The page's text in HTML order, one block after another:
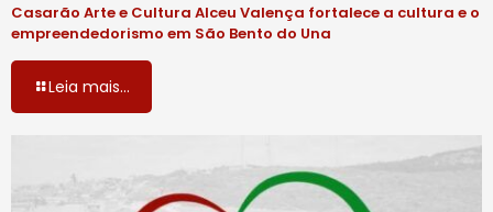
Casarão Arte e Cultura Alceu Valença fortalece a cultura e o
empreendedorismo em São Bento do Una
Leia mais...